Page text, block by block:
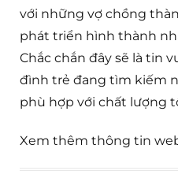
với những vợ chồng
phát triển hình thành
Chắc chắn đây sẽ là tin
đình trẻ đang tìm kiếm
phù hợp với chất lượng
Xem thêm thông tin